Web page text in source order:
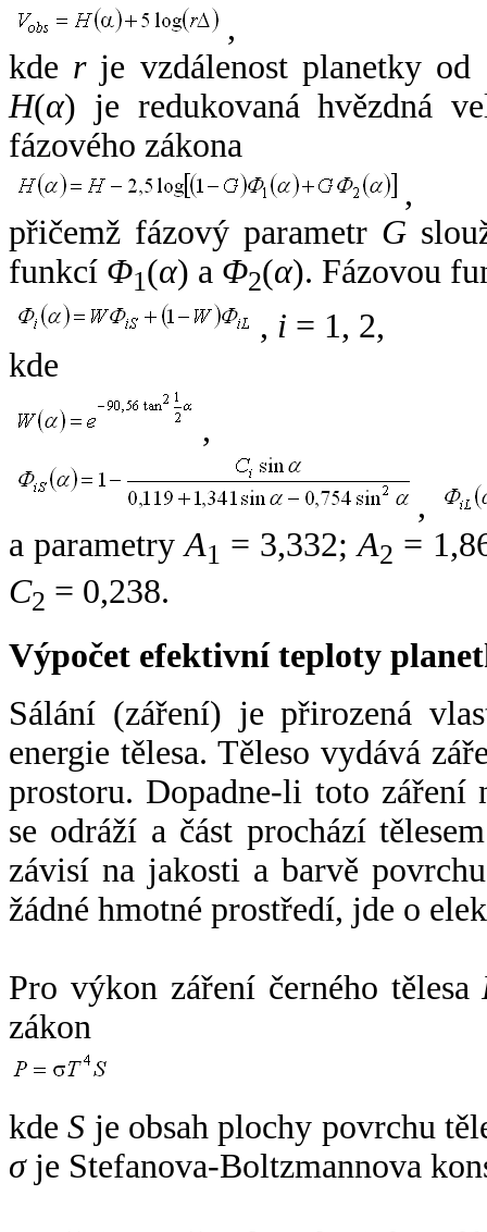
,
kde rje vzdálenost planetky od
H(α) je redukovaná hvězdná
fázového zákona
,
přičemž fázový parametr G
funkcí Φ1(α) a Φ2(α). Fázovou
, i = 1, 2,
kde
,
,
a parametryA1 = 3,332;A2 =
C2 = 0,238.
Výpočet efektivní teploty
Sálání (záření) je přirozená
energie tělesa. Těleso vydává
prostoru. Dopadne-li toto záření
se odráží a část prochází
závisí na jakosti a barvě
žádné hmotné prostředí, jde o
Pro výkon záření černého tělesa
zákon
kdeS je obsah plochy povrchu
σje Stefanova-Boltzmannova